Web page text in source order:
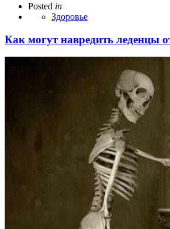
Posted in
Здоровье
Как могут навредить леденцы